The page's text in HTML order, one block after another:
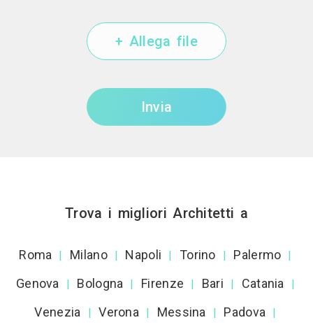
+ Allega file
Invia
Trova i migliori Architetti a
Roma | Milano | Napoli | Torino | Palermo |
Genova | Bologna | Firenze | Bari | Catania |
Venezia | Verona | Messina | Padova |